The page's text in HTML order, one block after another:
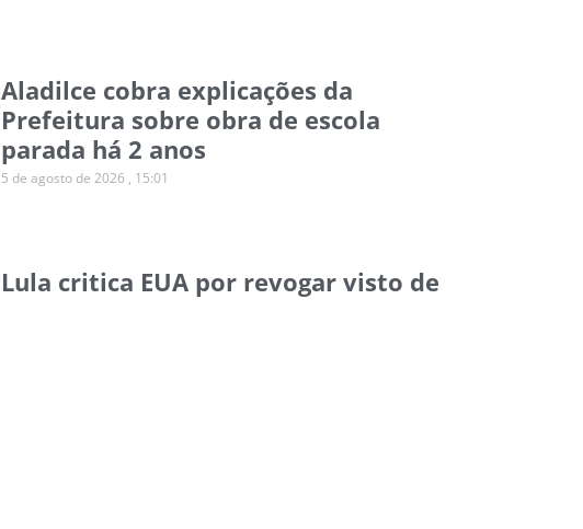
Aladilce cobra explicações da
Prefeitura sobre obra de escola
parada há 2 anos
5 de agosto de 2026 15:01
Lula critica EUA por revogar visto de